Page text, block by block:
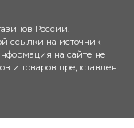
России.
ссылки на источник
на сайте не
и товаров представлен